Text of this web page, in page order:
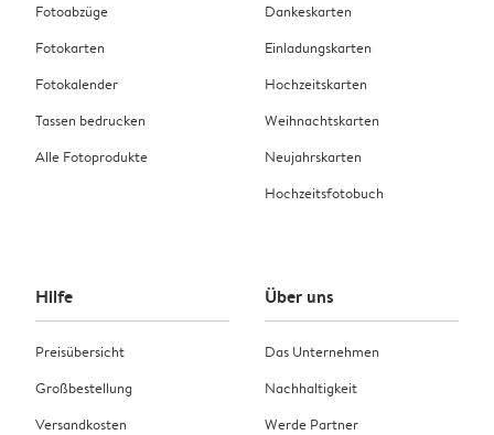
Fotoabzüge
Fotokarten
Fotokalender
Tassen bedrucken
Alle Fotoprodukte
Dankeskarten
Einladungskarten
Hochzeitskarten
Weihnachtskarten
Neujahrskarten
Hochzeitsfotobuch
Hilfe
Preisübersicht
Großbestellung
Versandkosten
Über uns
Das Unternehmen
Nachhaltigkeit
Werde Partner